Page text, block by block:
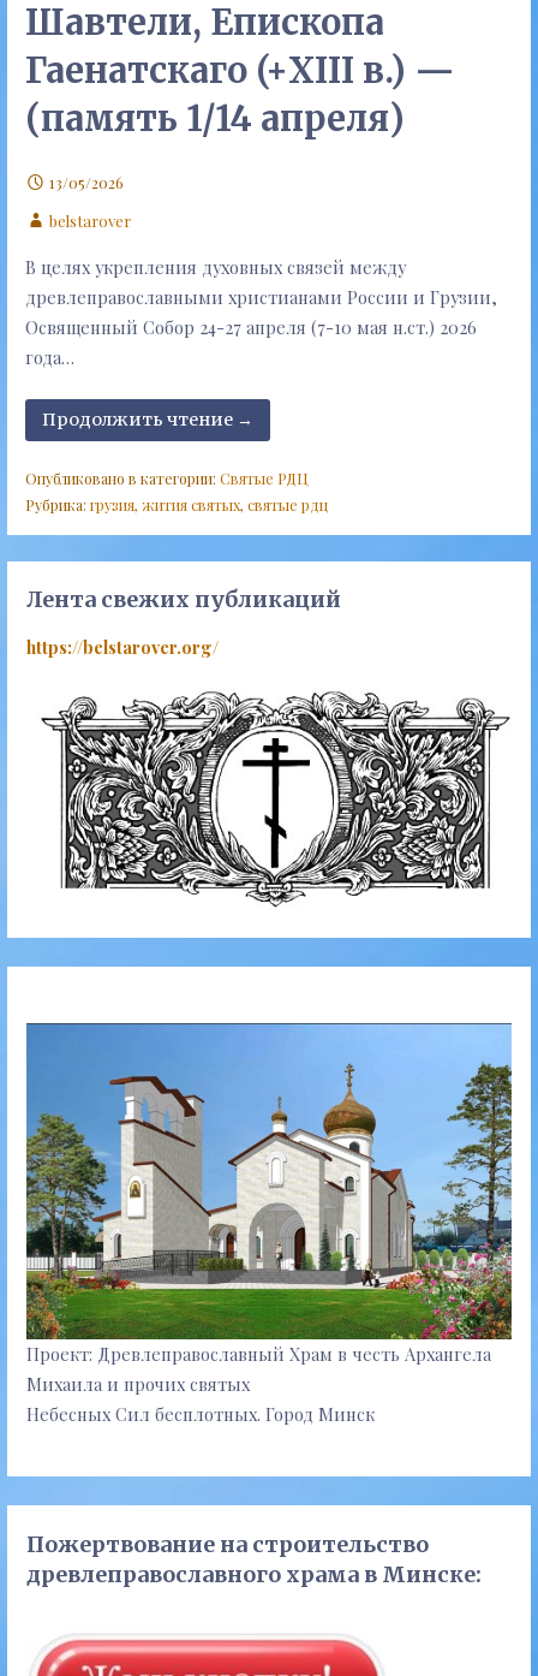
Шавтели, Епископа
Гаенатскаго (+XIII в.) —
(память 1/14 апреля)
13/05/2026
belstarover
В целях укрепления духовных связей между
древлеправославными христианами России и Грузии,
Освященный Собор 24-27 апреля (7-10 мая н.ст.) 2026
года…
Продолжить чтение →
Опубликовано в категории: Святые РДЦ
Рубрика: грузия, жития святых, святые рдц
Лента свежих публикаций
https://belstarover.org/
Проект: Древлеправославный Храм в честь Архангела
Михаила и прочих святых
Небесных Сил бесплотных. Город Минск
Пожертвование на строительство
древлеправославного храма в Минске: